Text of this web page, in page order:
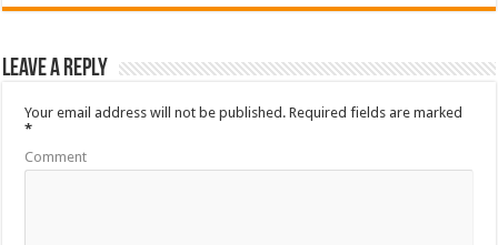
Leave a Reply
Your email address will not be published. Required fields are marked
*
Comment